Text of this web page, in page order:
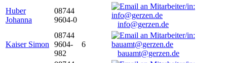
Huber
Johanna
08744
9604-0
info@gerzen.de
Kaiser Simon
08744
9604-
982
6
bauamt@gerzen.de